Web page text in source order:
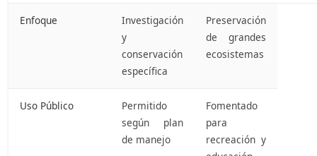
Enfoque
Investigación
y
conservación
específica
Preservación
de grandes
ecosistemas
Uso Público
Permitido
según plan
de manejo
Fomentado
para
recreación y